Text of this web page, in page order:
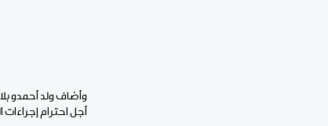
وأضاف ولد أحمدو
أجل احترام